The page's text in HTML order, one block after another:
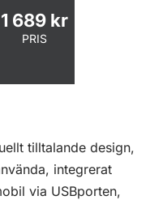
1 689 kr
PRIS
tilltalande design,
integrerat
via USBporten,